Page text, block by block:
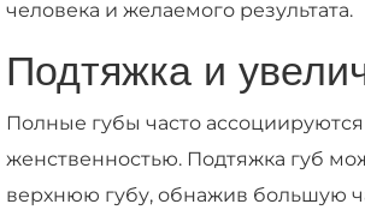
человека и желаемого результата.
Подтяжка и
Полные губы часто
женственностью. Подтяжка губ
верхнюю губу, обнажив большую